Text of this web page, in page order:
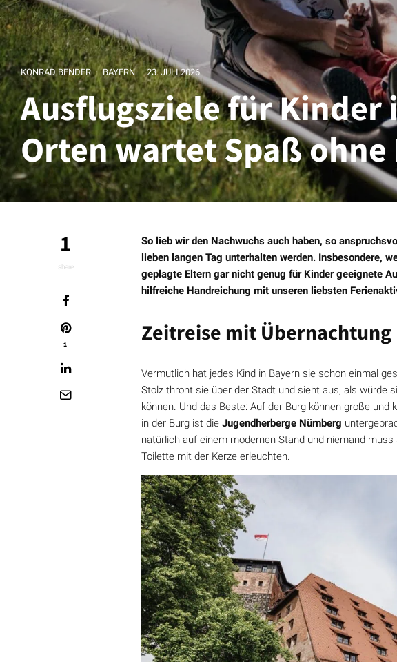
KONRAD BENDER · BAYERN · 23. JULI 2026
Ausflugsziele für Kinder
Orten wartet Spaß ohne
1
share
1
So lieb wir den Nachwuchs auch haben, so
lieben langen Tag unterhalten werden. Insbesondere,
geplagte Eltern gar nicht genug für Kinder geeignete
hilfreiche Handreichung mit unseren liebsten
Zeitreise mit Übernachtung
Vermutlich hat jedes Kind in Bayern sie schon einmal
Stolz thront sie über der Stadt und sieht aus, als würde
können. Und das Beste: Auf der Burg können große
in der Burg ist die Jugendherberge Nürnberg
natürlich auf einem modernen Stand und niemand
Toilette mit der Kerze erleuchten.